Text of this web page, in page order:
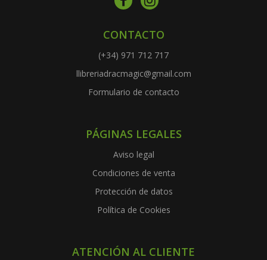
CONTACTO
(+34) 971 712 717
llibreriadracmagic@gmail.com
Formulario de contacto
PÁGINAS LEGALES
Aviso legal
Condiciones de venta
Protección de datos
Política de Cookies
ATENCIÓN AL CLIENTE